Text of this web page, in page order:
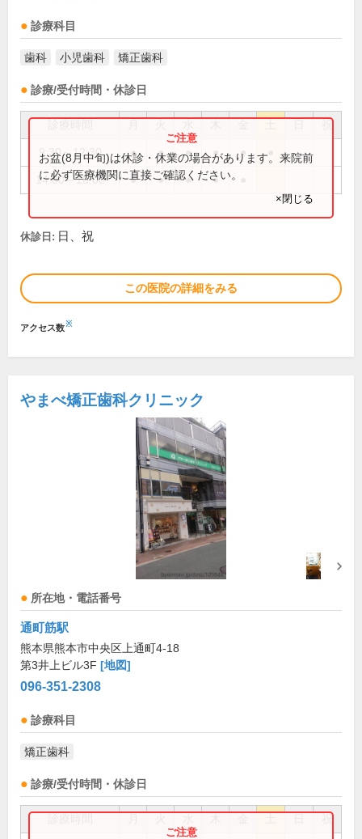
診療科目
歯科 小児歯科 矯正歯科
診療/受付時間・休診日
祝
9:30～12:30 ● ● ● ● ●
14:00～18:00 ● ● ● ●
お盆(8月中旬)は休診・休業の場合があります。来院前
に必ず医療機関に直接ご確認ください。
×閉じる
休診日: 日、祝
この医院の詳細をみる
アクセス数※
やまべ矯正歯科クリニック
所在地・電話番号
通町筋駅
熊本県熊本市中央区上通町4-18
第3井上ビル3F [地図]
096-351-2308
診療科目
矯正歯科
診療/受付時間・休診日
祝